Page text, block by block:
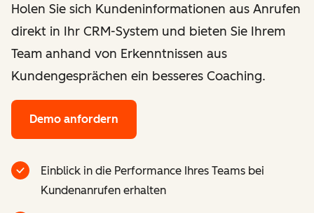
Holen Sie sich Kundeninformationen aus Anrufen
direkt in Ihr CRM-System und bieten Sie Ihrem
Team anhand von Erkenntnissen aus
Kundengesprächen ein besseres Coaching.
Demo anfordern
Einblick in die Performance Ihres Teams bei
Kundenanrufen erhalten